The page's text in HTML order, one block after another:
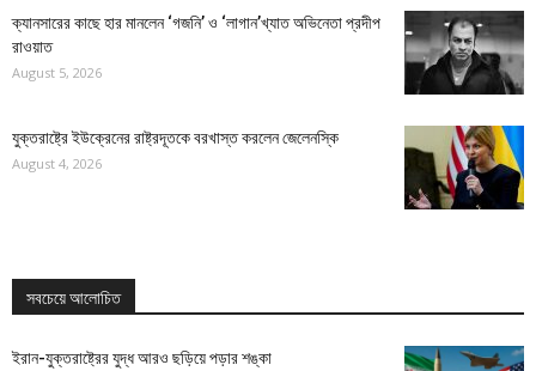
ক্যানসারের কাছে হার মানলেন ‘গজনি’ ও ‘লাগান’খ্যাত অভিনেতা প্রদীপ
রাওয়াত
August 5, 2026
যুক্তরাষ্ট্রে ইউক্রেনের রাষ্ট্রদূতকে বরখাস্ত করলেন জেলেনস্কি
August 4, 2026
সবচেয়ে আলোচিত
ইরান-যুক্তরাষ্ট্রের যুদ্ধ আরও ছড়িয়ে পড়ার শঙ্কা